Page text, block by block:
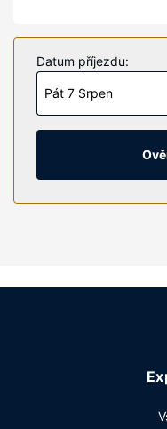
V jednom z 2163
stanice pro iPod a
Televize, která nabízí
zábavu. Soukromé
součástí jsou sprcha,
vysoušeč vlasů. Další
vestavěný trezor (s
stůl.
Vybavení nemovitosti
recepční služby,
hotelového komplexu.
občerstvení v 2
Datum příjezdu:
Pát 7 Srpen